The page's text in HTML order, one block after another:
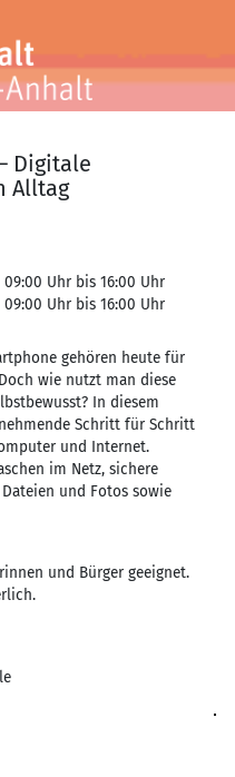
Digitale
Alltag
09:00 Uhr bis 16:00 Uhr
09:00 Uhr bis 16:00 Uhr
gehören heute für
wie nutzt man diese
In diesem
Schritt für Schritt
und Internet.
im Netz, sichere
und Fotos sowie
und Bürger geeignet.